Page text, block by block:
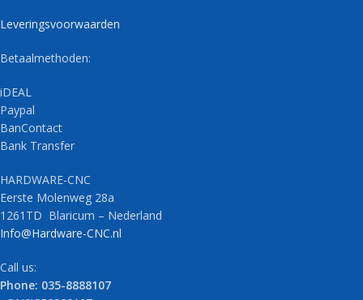
Leveringsvoorwaarden
Betaalmethoden:
iDEAL
Paypal
BanContact
Bank Transfer
HARDWARE-CNC
Eerste Molenweg 28a
1261TD Blaricum – Nederland
Info@Hardware-CNC.nl
Call us:
Phone: 035-8888107